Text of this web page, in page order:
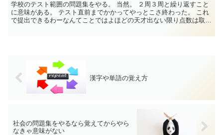
学校のテスト範囲の問題集をやる。 当然。 ２周３周と繰り返すこと
に意味がある。 テスト直前までかかってやっとこさ終わった。 これ
で提出できるわーなんてことではよほどの天才出ない限り点数は取れ
漢字や単語の覚え方
社会の問題集をやるなら覚えてからやら
なきゃ意味がない